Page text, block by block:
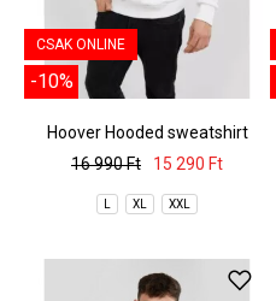
CSAK ONLINE
-10%
Hoover Hooded sweatshirt
16 990 Ft
15 290 Ft
L XL XXL